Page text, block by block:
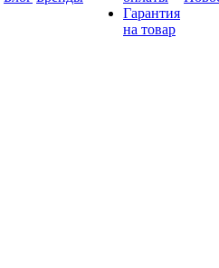
Гарантия
на товар